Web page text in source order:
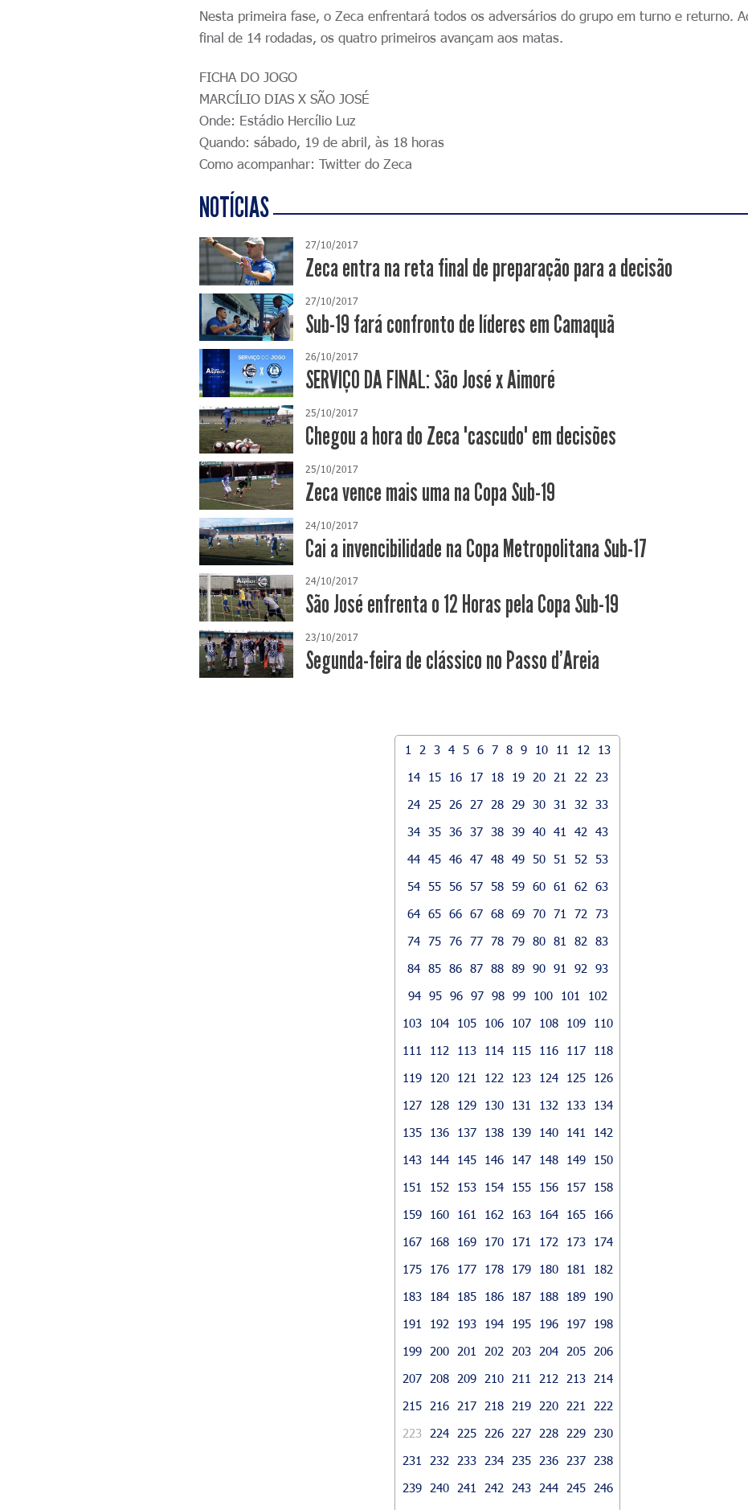
Nesta primeira fase, o Zeca enfrentará todos os adversários do grupo em turno e returno.
final de 14 rodadas, os quatro primeiros avançam aos matas.
FICHA DO JOGO
MARCÍLIO DIAS X SÃO JOSÉ
Onde: Estádio Hercílio Luz
Quando: sábado, 19 de abril, às 18 horas
Como acompanhar: Twitter do Zeca
NOTÍCIAS
27/10/2017
Zeca entra na reta final de preparação para a decisão
27/10/2017
Sub-19 fará confronto de líderes em Camaquã
26/10/2017
SERVIÇO DA FINAL: São José x Aimoré
25/10/2017
Chegou a hora do Zeca "cascudo" em decisões
25/10/2017
Zeca vence mais uma na Copa Sub-19
24/10/2017
Cai a invencibilidade na Copa Metropolitana Sub-17
24/10/2017
São José enfrenta o 12 Horas pela Copa Sub-19
23/10/2017
Segunda-feira de clássico no Passo d'Areia
1 2 3 4 5 6 7 8 9 10 11 12
13
14
15 16 17 18 19 20 21 22
23
24
25 26 27 28 29 30 31 32
33
34 35 36 37 38 39 40 41 42
43
44 45 46 47 48 49 50 51 52
53
54 55 56 57 58 59 60 61 62
63
64 65 66 67 68 69 70 71 72
73
74 75 76 77 78 79 80 81 82
83
84 85 86 87 88 89 90 91 92
93
94 95 96 97 98 99 100 101
102
103
104 105 106 107 108 109
110
111
112 113 114 115 116 117
118
119
120 121 122 123 124 125
126
127
128 129 130 131 132 133
134
135
136 137 138 139 140 141
142
143
144 145 146 147 148 149
150
151
152 153 154 155 156 157
158
159
160 161 162 163 164 165
166
167
168 169 170 171 172 173
174
175
176 177 178 179 180 181
182
183
184 185 186 187 188 189
190
191
192 193 194 195 196 197
198
199
200 201 202 203 204 205
206
207
208 209 210 211 212 213
214
215
216 217 218 219 220 221
222
223
224 225 226 227 228 229
230
231
232 233 234 235 236 237
238
239
240 241 242 243 244 245
246